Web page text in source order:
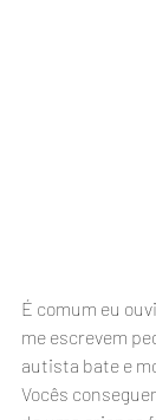
É comum eu
me escrevem
autista bate e
Vocês